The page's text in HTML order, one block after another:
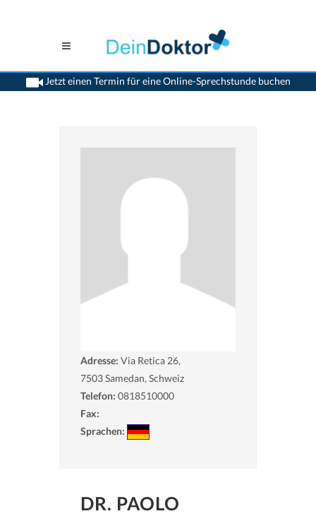
Jetzt einen Termin für eine Online-Sprechstunde buchen
>Augenaerzte>Samedan>Dr. Paolo Bernasconi
Adresse: Via Retica 26,
7503Samedan, Schweiz
Telefon: 0818510000
Fax:
Sprachen:
DR. PAOLO